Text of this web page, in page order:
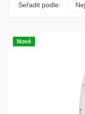
Seřadit podle:
Nové